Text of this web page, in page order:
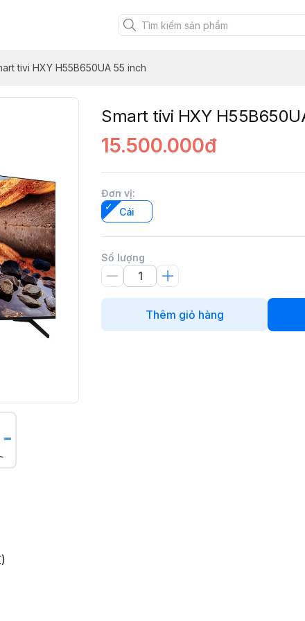
tivi HXY H55B650UA 55 inch
Smart tivi HXY
15.500.000đ
Đơn vị:
Cái
Số lượng
Thêm giỏ hàng